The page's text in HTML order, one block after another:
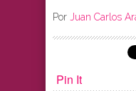
Por Juan Carlos
Pin It